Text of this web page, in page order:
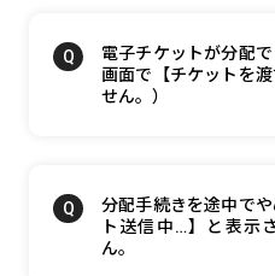
電子チケットが分配
画面で【チケットを
せん。）
分配手続きを途中で
ト送信中…】と表示
ん。